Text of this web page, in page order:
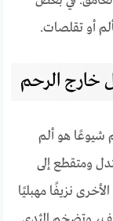
أو تقلصات.
خارج الرحم
شيوعًا هو ألم
ومتقطع إلى
نزيفًا مهبليًا